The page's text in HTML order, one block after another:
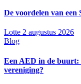
De voordelen van
Lotte 2 augustus 2026
Blog
Een AED in de buurt:
vereniging?